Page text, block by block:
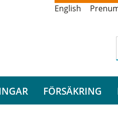
English
FÖRSÄKRING